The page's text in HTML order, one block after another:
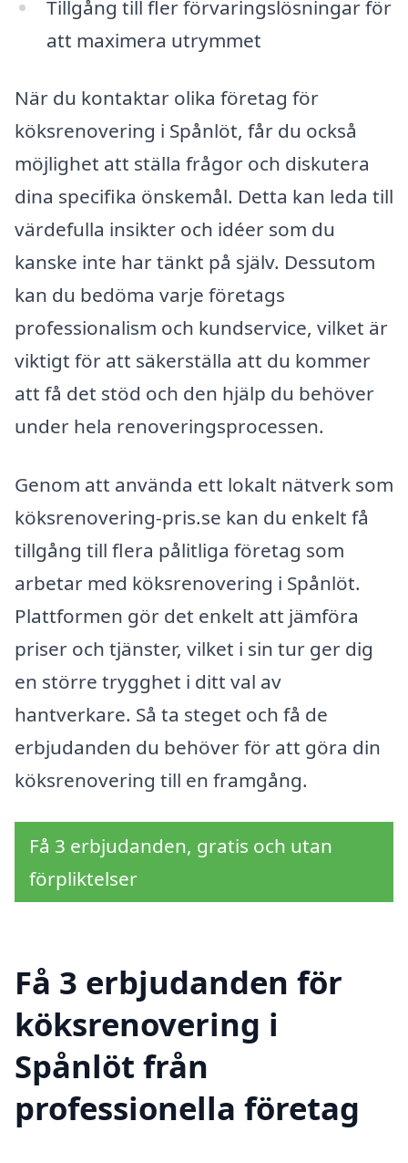
Tillgång till fler förvaringslösningar för
att maximera utrymmet
När du kontaktar olika företag för
köksrenovering i Spånlöt, får du också
möjlighet att ställa frågor och diskutera
dina specifika önskemål. Detta kan leda till
värdefulla insikter och idéer som du
kanske inte har tänkt på själv. Dessutom
kan du bedöma varje företags
professionalism och kundservice, vilket är
viktigt för att säkerställa att du kommer
att få det stöd och den hjälp du behöver
under hela renoveringsprocessen.
Genom att använda ett lokalt nätverk som
köksrenovering-pris.se kan du enkelt få
tillgång till flera pålitliga företag som
arbetar med köksrenovering i Spånlöt.
Plattformen gör det enkelt att jämföra
priser och tjänster, vilket i sin tur ger dig
en större trygghet i ditt val av
hantverkare. Så ta steget och få de
erbjudanden du behöver för att göra din
köksrenovering till en framgång.
Få 3 erbjudanden, gratis och utan
förpliktelser
Få 3 erbjudanden för
köksrenovering i
Spånlöt från
professionella företag